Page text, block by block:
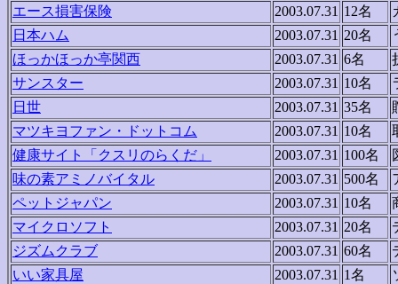
エース損害保険
2003.07.31 12名
日本ハム
2003.07.31 20名
ほっかほっか亭関西
2003.07.31 6名
サンスター
2003.07.31 10名
日世
2003.07.31 35名
マツキヨファン・ドットコム
2003.07.31 10名
健康サイト「クスリのらくだ」
2003.07.31 100名
味の素アミノバイタル
2003.07.31 500名
ペットジャパン
2003.07.31 10名
マイクロソフト
2003.07.31 20名
ジズムクラブ
2003.07.31 60名
いい家具屋
2003.07.31 1名